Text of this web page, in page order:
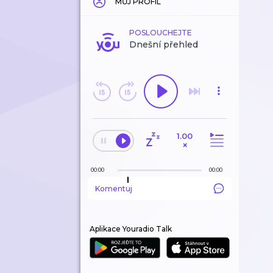
POSLOUCHEJTE
Dnešní přehled
1.00
×
00:00 00:00
Komentuj
Aplikace Youradio Talk